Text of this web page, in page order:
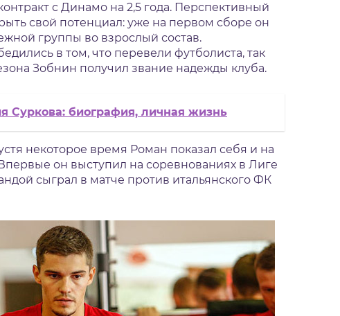
с Динамо на 2,5 года. Перспективный
свой потенциал: уже на первом сборе он
группы во взрослый состав.
в том, что перевели футболиста, так
Зобнин получил звание надежды клуба.
Суркова: биография, личная жизнь
некоторое время Роман показал себя и на
он выступил на соревнованиях в Лиге
сыграл в матче против итальянского ФК